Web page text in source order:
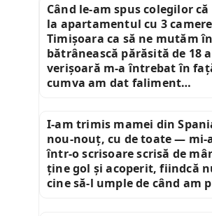
Când le-am spus colegilor
la apartamentul cu 3
Timișoara ca să ne mutăm
bătrânească părăsită de 18
verișoară m-a întrebat în
cumva am dat faliment…
I-am trimis mamei din
nou-nouț, cu de toate — mi-
într-o scrisoare scrisă de
ține gol și acoperit, fiindcă
cine să-l umple de când am